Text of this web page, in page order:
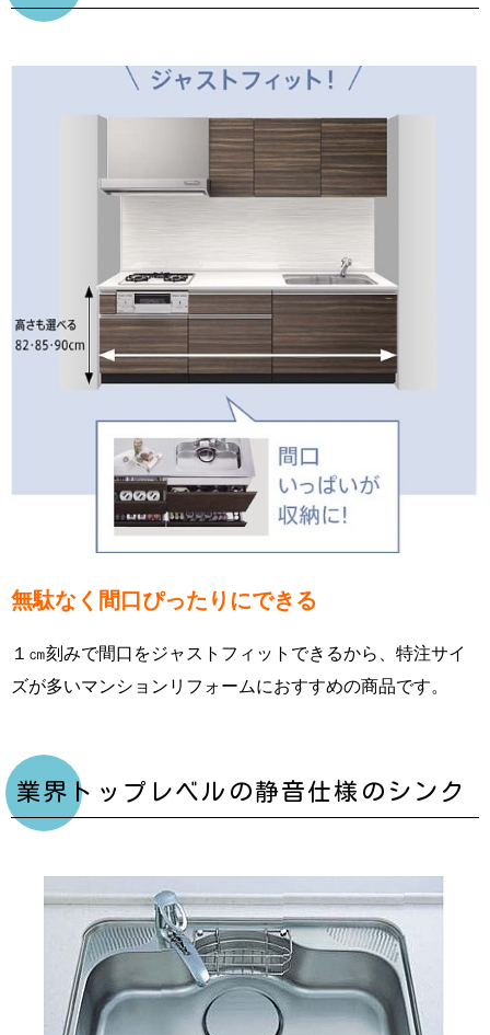
無駄なく間口ぴったりにできる
１㎝刻みで間口をジャストフィットできるから、特注サイ
ズが多いマンションリフォームにおすすめの商品です。
業界トップレベルの静音仕様のシンク